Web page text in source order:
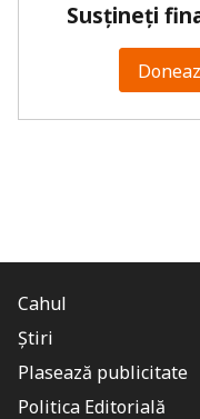
Susțineți
Cahul
Știri
Plasează publicitate
Politica Editorială